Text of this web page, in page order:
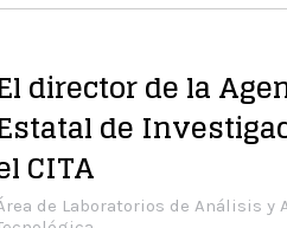
director de la
de
CITA
de Laboratorios de Análisis y